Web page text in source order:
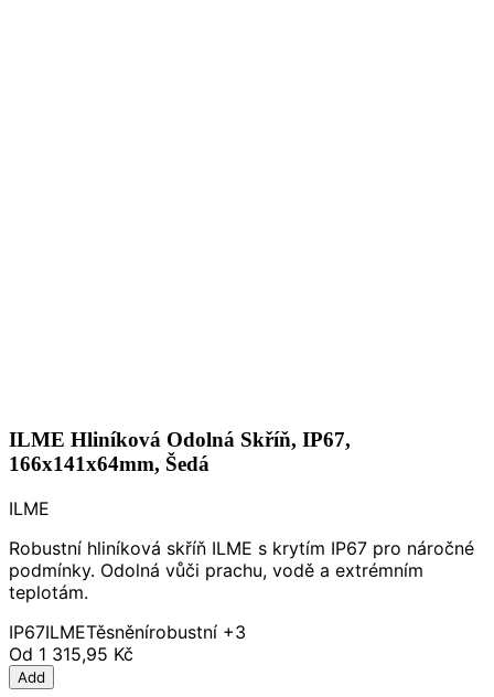
ILME Hliníková Odolná Skříň, IP67,
166x141x64mm, Šedá
ILME
Robustní hliníková skříň ILME s krytím IP67 pro náročné
podmínky. Odolná vůči prachu, vodě a extrémním
teplotám.
IP67ILMETěsněnírobustní +3
Od 1 315,95 Kč
Add